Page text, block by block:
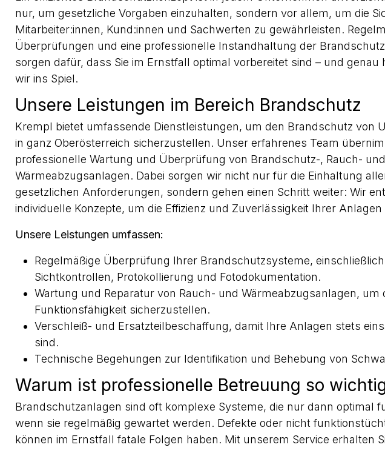
nur, um gesetzliche Vorgaben einzuhalten, sondern vor allem, um die
Mitarbeiter:innen, Kund:innen und Sachwerten zu gewährleisten.
Überprüfungen und eine professionelle Instandhaltung der
sorgen dafür, dass Sie im Ernstfall optimal vorbereitet sind – und genau
wir ins Spiel.
Unsere Leistungen im Bereich Brandschutz
Krempl bietet umfassende Dienstleistungen, um den Brandschutz von
in ganz Oberösterreich sicherzustellen. Unser erfahrenes Team
professionelle Wartung und Überprüfung von Brandschutz-, Rauch- und
Wärmeabzugsanlagen. Dabei sorgen wir nicht nur für die Einhaltung
gesetzlichen Anforderungen, sondern gehen einen Schritt weiter: Wir
individuelle Konzepte, um die Effizienz und Zuverlässigkeit Ihrer
Unsere Leistungen umfassen:
Regelmäßige Überprüfung Ihrer Brandschutzsysteme, einschließlich
Sichtkontrollen, Protokollierung und Fotodokumentation.
Wartung und Reparatur von Rauch- und Wärmeabzugsanlagen, um
Funktionsfähigkeit sicherzustellen.
Verschleiß- und Ersatzteilbeschaffung, damit Ihre Anlagen stets
sind.
Technische Begehungen zur Identifikation und Behebung von
Warum ist professionelle Betreuung so
Brandschutzanlagen sind oft komplexe Systeme, die nur dann optimal
wenn sie regelmäßig gewartet werden. Defekte oder nicht
können im Ernstfall fatale Folgen haben. Mit unserem Service erhalten